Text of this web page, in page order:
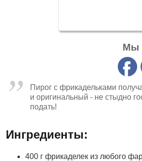
Мы
Пирог с фрикадельками
и оригинальный - не стыдно
подать!
Ингредиенты:
400 г фрикаделек из любого